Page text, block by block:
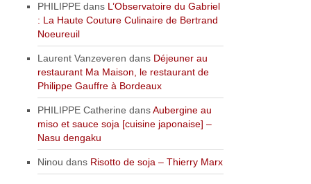
PHILIPPE dans L’Observatoire du Gabriel
: La Haute Couture Culinaire de Bertrand
Noeureuil
Laurent Vanzeveren dans Déjeuner au
restaurant Ma Maison, le restaurant de
Philippe Gauffre à Bordeaux
PHILIPPE Catherine dansAubergine au
miso et sauce soja [cuisine japonaise] –
Nasu dengaku
Ninou dans Risotto de soja – Thierry Marx